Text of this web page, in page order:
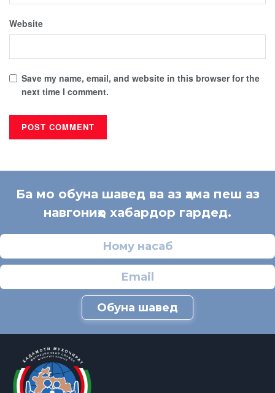
Website
Save my name, email, and website in this browser for the
next time I comment.
Ба мо обуна шавед ва аз ҳама пеш аз
навгониҳо хабардор гардед.
Обуна шавед